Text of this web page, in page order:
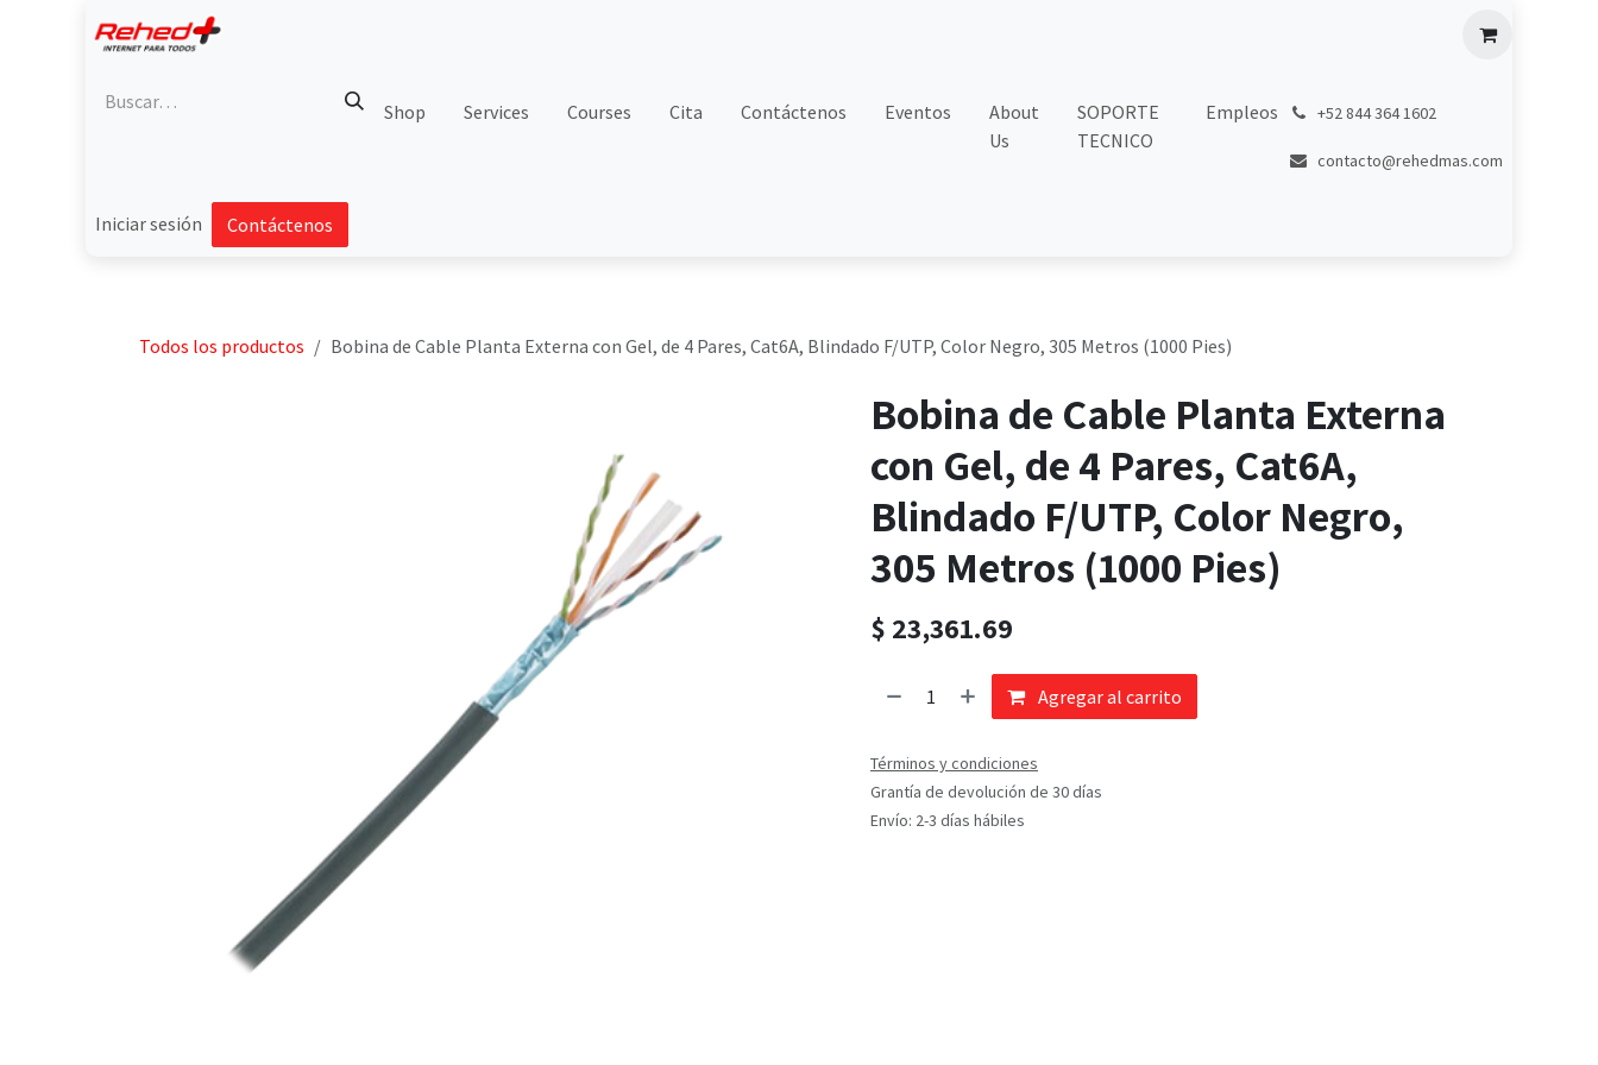
Shop Services Courses Cita Contáctenos Eventos
About
Us
SOPORTE
TECNICO
Empleos +52 844 364 1602
contacto@rehedmas.com
Iniciar sesión Contáctenos
Todos los productos Bobina de Cable Planta Externa con Gel, de 4 Pares, Cat6A, Blindado F/UTP, Color Negro, 305 Metros (1000 Pies)
Bobina de Cable Planta Externa
con Gel, de 4 Pares, Cat6A,
Blindado F/UTP, Color Negro,
305 Metros (1000 Pies)
$ 23,361.69
Agregar al carrito
Términos y condiciones
Grantía de devolución de 30 días
Envío: 2-3 días hábiles